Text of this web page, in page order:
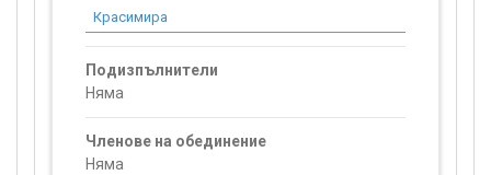
Красимира
Подизпълнители
Няма
Членове на обединение
Няма